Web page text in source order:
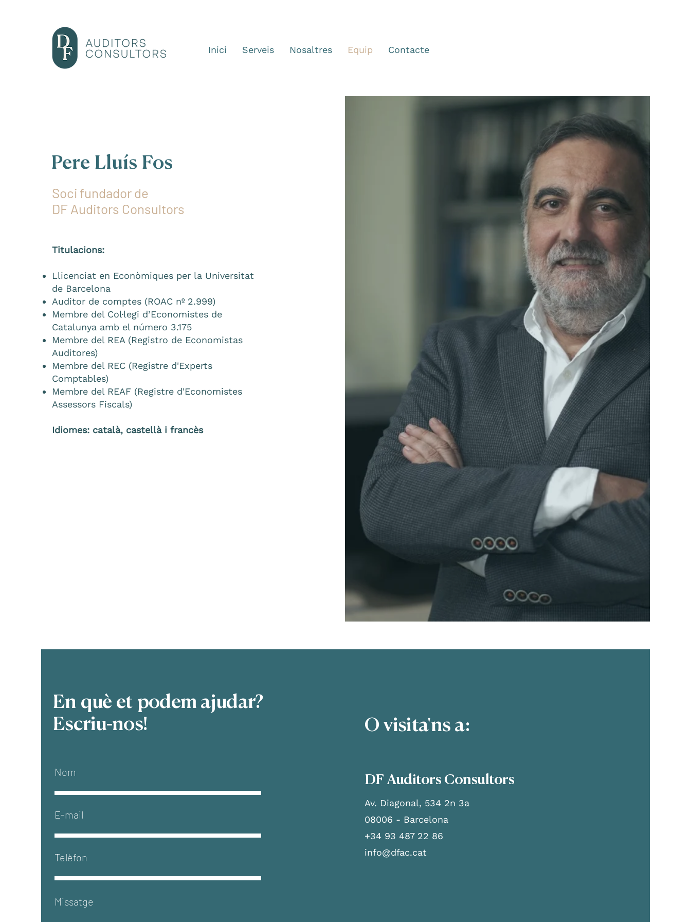
Inici Serveis Nosaltres Equip Contacte
Pere Lluís Fos
Soci fundador de
DF Auditors Consultors
Titulacions:
Llicenciat en Econòmiques per la Universitat
de Barcelona
Auditor de comptes (ROAC nº 2.999)
Membre del Col·legi d’Economistes de
Catalunya amb el número 3.175
Membre del REA (Registro de Economistas
Auditores)
Membre del REC (Registre d'Experts
Comptables)
Membre del REAF (Registre d'Economistes
Assessors Fiscals)
Idiomes: català, castellà i francès
En què et podem ajudar?
Escriu-nos!
O visita'ns a:
DF Auditors Consultors
Av. Diagonal, 534 2n 3a
08006 - Barcelona
+34 93 487 22 86
info@dfac.cat